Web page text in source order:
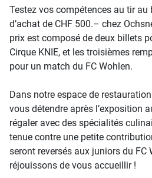
Testez vos compétences au tir au
d’achat de CHF 500.– chez
prix est composé de deux billets
Cirque KNIE, et les troisièmes
pour un match du FC Wohlen.
Dans notre espace de
vous détendre après l’exposition
régaler avec des spécialités
tenue contre une petite
seront reversés aux juniors du FC
réjouissons de vous accueillir !